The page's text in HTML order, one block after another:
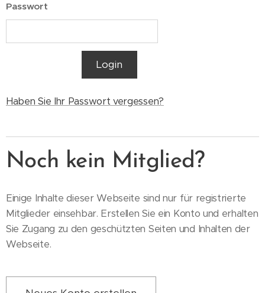
Passwort
Login
Haben Sie Ihr Passwort vergessen?
Noch kein Mitglied?
Einige Inhalte dieser Webseite sind nur für registrierte
Mitglieder einsehbar. Erstellen Sie ein Konto und erhalten
Sie Zugang zu den geschützten Seiten und Inhalten der
Webseite.